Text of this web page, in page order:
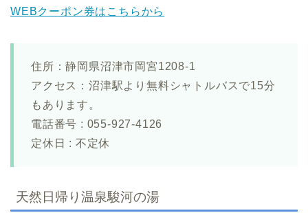
WEBクーポン券はこちらから
住所：静岡県沼津市岡宮1208-1
アクセス：沼津駅より無料シャトルバスで15分
もあります。
電話番号 : 055-927-4126
定休日 : 不定休
天然日帰り温泉駿河の湯